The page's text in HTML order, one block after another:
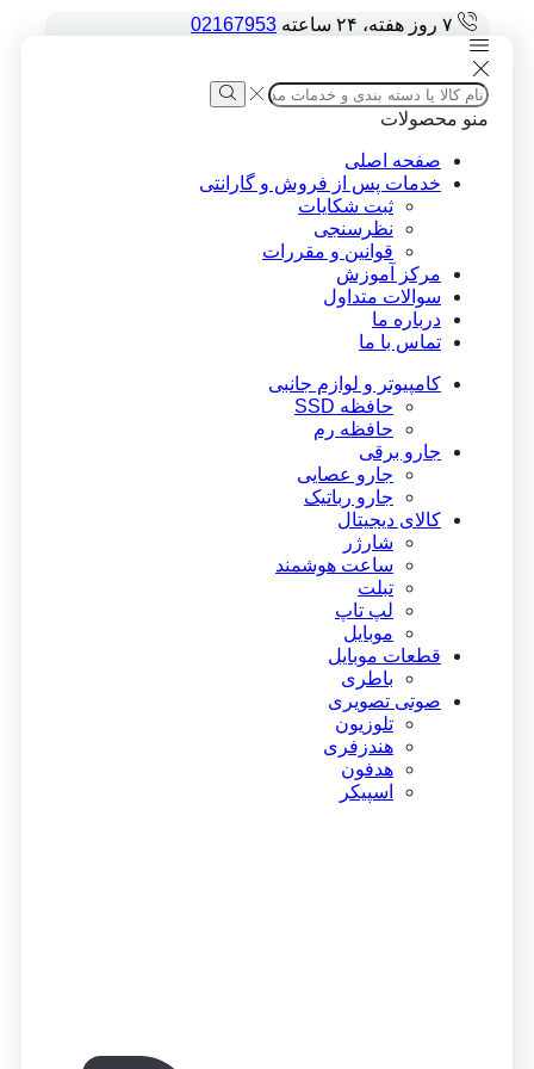
۷ روز هفته، ۲۴ ساعته 02167953
Search
input
Search منو محصولات
صفحه اصلی
خدمات پس از فروش و گارانتی
ثبت شکایات
نظرسنجی
قوانین و مقررات
مرکز آموزش
سوالات متداول
درباره ما
تماس با ما
کامپیوتر و لوازم جانبی
حافظه SSD
حافظه رم
جارو برقی
جارو عصایی
جارو رباتیک
کالای دیجیتال
شارژر
ساعت هوشمند
تبلت
لپ تاپ
موبایل
قطعات موبایل
باطری
صوتی تصویری
تلوزیون
هندزفری
هدفون
اسپیکر